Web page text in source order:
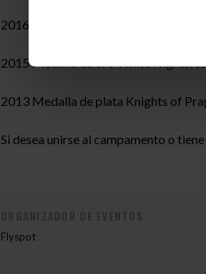
2016 medalla de bronce FAI World
2015 Medalla de oro White Nights,
2013 Medalla de plata Knights of
Si desea unirse al campamento o
Flyspot